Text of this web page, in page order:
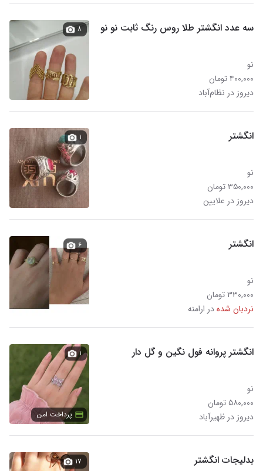
سه عدد انگشتر طلا روس رنگ ثابت نو نو
نو
۴۰۰,۰۰۰ تومان
دیروز در نظام‌آباد
۸
انگشتر
نو
۳۵۰,۰۰۰ تومان
دیروز در علایین
۱
انگشتر
نو
۳۳۰,۰۰۰ تومان
نردبان شدهدر ارامنه
۶
انگشتر پروانه فول نگین و گل دار
نو
۵۸۰,۰۰۰ تومان
دیروز در ظهیرآباد
۱
پرداخت امن
بدلیجات انگشتر ۱۷